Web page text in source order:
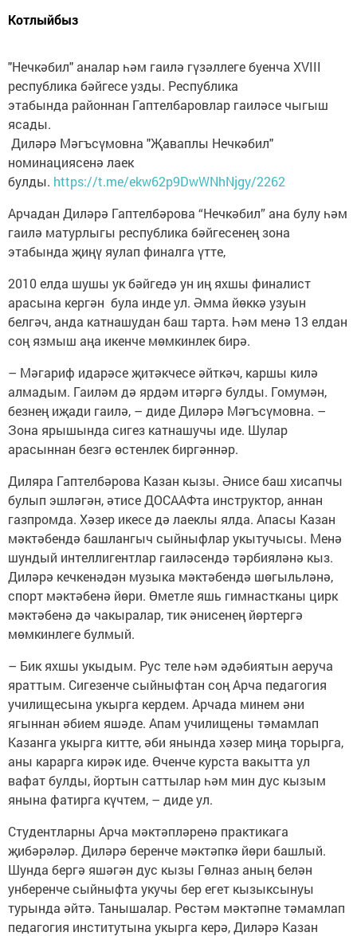
Котлыйбыз
"Нечкәбил" аналар һәм гаилә гүзәллеге буенча XVIII
республика бәйгесе узды. Республика
этабында районнан Гаптелбаровлар гаиләсе чыгыш
ясады.
Диләрә Мәгъсүмовна "Җаваплы Нечкәбил"
номинациясенә лаек
булды. https://t.me/ekw62p9DwWNhNjgy/2262
Арчадан Диләрә Гаптелбәрова “Нечкәбил” ана булу һәм
гаилә матурлыгы республика бәйгесенең зона
этабында җиңү яулап финалга үтте,
2010 елда шушы ук бәйгедә ун иң яхшы финалист
арасына кергән була инде ул. Әмма йөккә узуын
белгәч, анда катнашудан баш тарта. Һәм менә 13 елдан
соң язмыш аңа икенче мөмкинлек бирә.
– Мәгариф идарәсе җитәкчесе әйткәч, каршы килә
алмадым. Гаиләм дә ярдәм итәргә булды. Гомумән,
безнең иҗади гаилә, – диде Диләрә Мәгъсүмовна. –
Зона ярышында сигез катнашучы иде. Шулар
арасыннан безгә өстенлек биргәннәр.
Диляра Гаптелбәрова Казан кызы. Әнисе баш хисапчы
булып эшләгән, әтисе ДОСААФта инструктор, аннан
газпромда. Хәзер икесе дә лаеклы ялда. Апасы Казан
мәктәбендә башлангыч сыйныфлар укытучысы. Менә
шундый интеллигентлар гаиләсендә тәрбияләнә кыз.
Диләрә кечкенәдән музыка мәктәбендә шөгыльләнә,
спорт мәктәбенә йөри. Өметле яшь гимнастканы цирк
мәктәбенә дә чакыралар, тик әнисенең йөртергә
мөмкинлеге булмый.
– Бик яхшы укыдым. Рус теле һәм әдәбиятын аеруча
яраттым. Сигезенче сыйныфтан соң Арча педагогия
училищесына укырга кердем. Арчада минем әни
ягыннан әбием яшәде. Апам училищены тәмамлап
Казанга укырга китте, әби янында хәзер миңа торырга,
аны карарга кирәк иде. Өченче курста вакытта ул
вафат булды, йортын саттылар һәм мин дус кызым
янына фатирга күчтем, – диде ул.
Студентларны Арча мәктәпләренә практикага
җибәрәләр. Диләрә беренче мәктәпкә йөри башлый.
Шунда бергә яшәгән дус кызы Гөлназ аның белән
унберенче сыйныфта укучы бер егет кызыксынуы
турында әйтә. Танышалар. Рөстәм мәктәпне тәмамлап
педагогия институтына укырга керә, Диләрә Казан